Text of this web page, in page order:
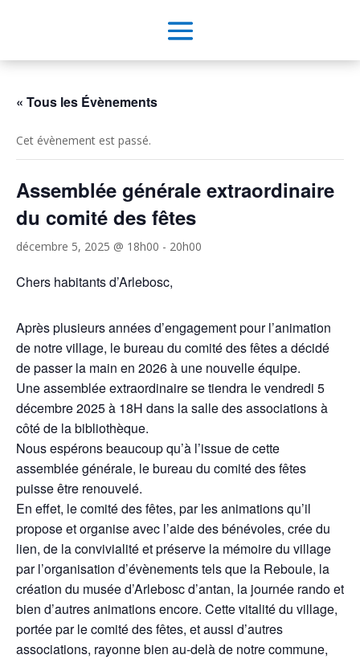
« Tous les Évènements
Cet évènement est passé.
Assemblée générale extraordinaire
du comité des fêtes
décembre 5, 2025 @ 18h00 - 20h00
Chers habitants d’Arlebosc,
Après plusieurs années d’engagement pour l’animation
de notre village, le bureau du comité des fêtes a décidé
de passer la main en 2026 à une nouvelle équipe.
Une assemblée extraordinaire se tiendra le vendredi 5
décembre 2025 à 18H dans la salle des associations à
côté de la bibliothèque.
Nous espérons beaucoup qu’à l’issue de cette
assemblée générale, le bureau du comité des fêtes
puisse être renouvelé.
En effet, le comité des fêtes, par les animations qu’il
propose et organise avec l’aide des bénévoles, crée du
lien, de la convivialité et préserve la mémoire du village
par l’organisation d’évènements tels que la Reboule, la
création du musée d’Arlebosc d’antan, la journée rando et
bien d’autres animations encore. Cette vitalité du village,
portée par le comité des fêtes, et aussi d’autres
associations, rayonne bien au-delà de notre commune,